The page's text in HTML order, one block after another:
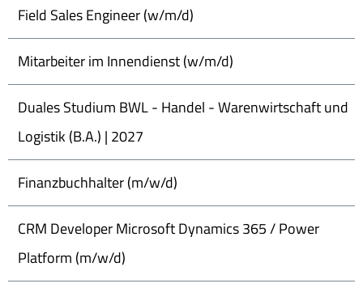
Field Sales Engineer (w/m/d)
Mitarbeiter im Innendienst (w/m/d)
Duales Studium BWL - Handel - Warenwirtschaft und
Logistik (B.A.) | 2027
Finanzbuchhalter (m/w/d)
CRM Developer Microsoft Dynamics 365 / Power
Platform (m/w/d)